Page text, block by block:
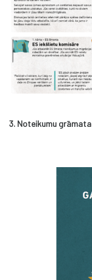
3. Noteikumu grāmata